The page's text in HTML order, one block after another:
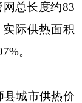
总长度约83
实际供热面积
。
县城市供热价